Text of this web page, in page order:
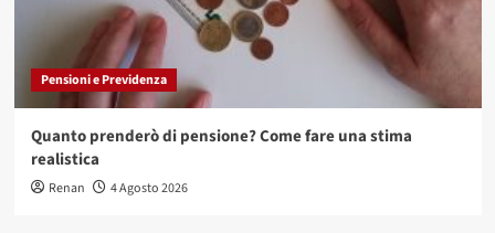
Pensioni e Previdenza
Quanto prenderò di pensione? Come fare una stima
realistica
Renan 4 Agosto 2026